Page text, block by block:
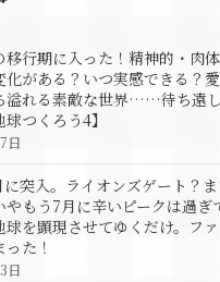
移行期に入った！精神的・肉
化がある？いつ実感できる？
溢れる素敵な世界……待ち遠し
つくろう4】
日
突入。ライオンズゲート？
もう7月に辛いピークは過ぎ
球を顕現させてゆくだけ。フ
た！
日